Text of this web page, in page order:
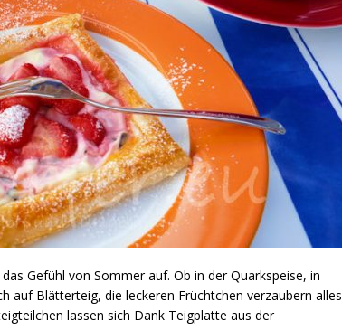
Gefühl von Sommer auf. Ob in der Quarkspeise, in
auf Blätterteig, die leckeren Früchtchen verzaubern alles
lassen sich Dank Teigplatte aus der